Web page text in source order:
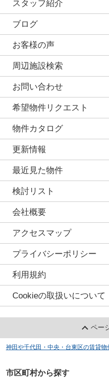
スタッフ紹介
ブログ
お客様の声
周辺施設検索
お問い合わせ
希望物件リクエスト
物件カタログ
更新情報
最近見た物件
検討リスト
会社概要
アクセスマップ
プライバシーポリシー
利用規約
Cookieの取扱いについて
ペー
神田や千代田・中央・台東区の賃貸
市区町村から探す